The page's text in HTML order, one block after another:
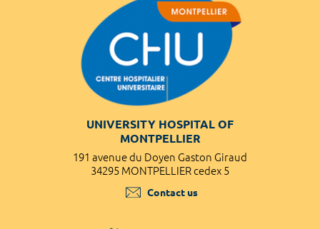
UNIVERSITY HOSPITAL OF
MONTPELLIER
191 avenue du Doyen Gaston Giraud
34295 MONTPELLIER cedex 5
Contact us